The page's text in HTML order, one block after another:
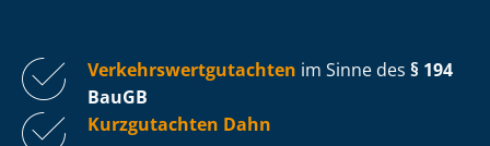
Ver­kehrs­wert­gut­ach­ten im Sinne des § 194
BauGB
Kurzgutachten Dahn